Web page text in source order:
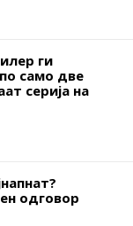
ги
само две
серија на
одговор